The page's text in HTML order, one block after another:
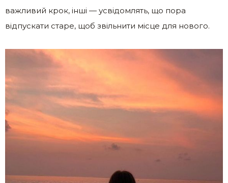
важливий крок, інші — усвідомлять, що пора
відпускати старе, щоб звільнити місце для нового.